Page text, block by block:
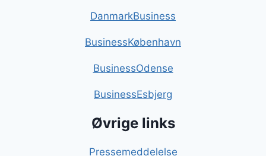
DanmarkBusiness
BusinessKøbenhavn
BusinessOdense
BusinessEsbjerg
Øvrige links
Pressemeddelelse